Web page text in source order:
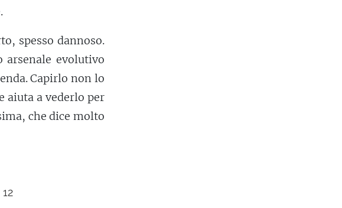
spesso dannoso.
arsenale evolutivo
Capirlo non lo
aiuta a vederlo per
che dice molto
12